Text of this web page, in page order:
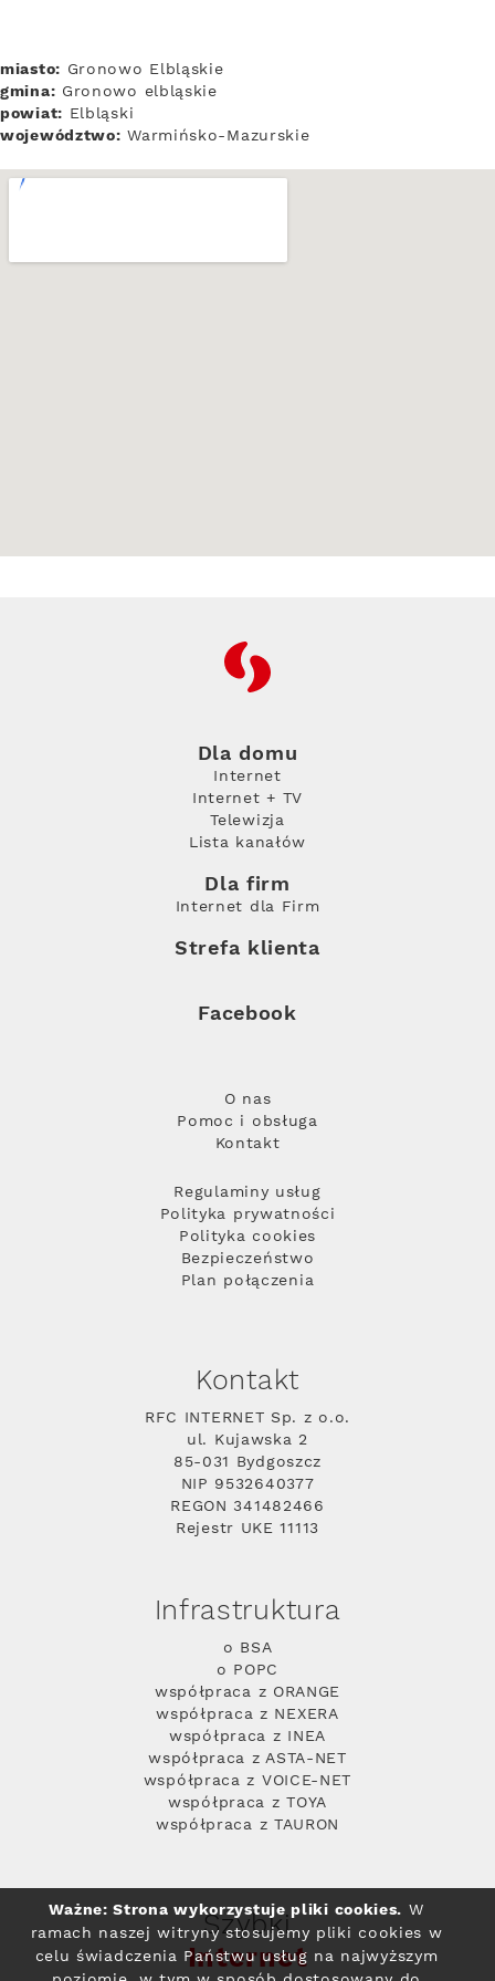
miasto: Gronowo Elbląskie
gmina: Gronowo elbląskie
powiat: Elbląski
województwo: Warmińsko-Mazurskie
RFC
Dla domu
Internet
Internet + TV
Telewizja
Lista kanałów
Dla firm
Internet dla Firm
Strefa klienta
Facebook
O nas
Pomoc i obsługa
Kontakt
Regulaminy usług
Polityka prywatności
Polityka cookies
Bezpieczeństwo
Plan połączenia
Kontakt
RFC INTERNET Sp. z o.o.
ul. Kujawska 2
85-031 Bydgoszcz
NIP 9532640377
REGON 341482466
Rejestr UKE 11113
Infrastruktura
o BSA
o POPC
współpraca z ORANGE
współpraca z NEXERA
współpraca z INEA
współpraca z ASTA-NET
współpraca z VOICE-NET
współpraca z TOYA
współpraca z TAURON
Szybki
Internet
Ważne: Strona wykorzystuje pliki cookies. W
ramach naszej witryny stosujemy pliki cookies w
celu świadczenia Państwu usług na najwyższym